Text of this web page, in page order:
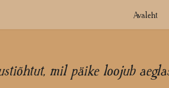
Avaleht
mil päike loojub